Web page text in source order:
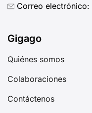
Correo electrónico:
Gigago
Quiénes somos
Colaboraciones
Contáctenos